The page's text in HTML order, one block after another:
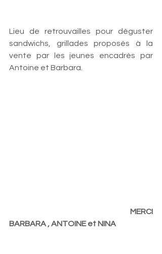
Lieu de retrouvailles pour déguster
sandwichs, grillades proposés à la
vente par les jeunes encadrés par
Antoine et Barbara.
BARBARA , ANTOINE et NINA